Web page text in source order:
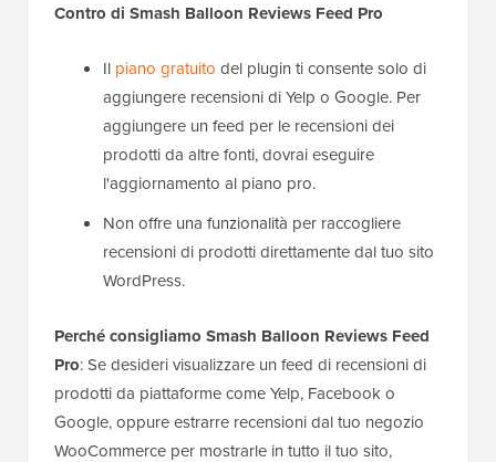
Contro di Smash Balloon Reviews Feed Pro
Il piano gratuito del plugin ti consente solo di
aggiungere recensioni di Yelp o Google. Per
aggiungere un feed per le recensioni dei
prodotti da altre fonti, dovrai eseguire
l'aggiornamento al piano pro.
Non offre una funzionalità per raccogliere
recensioni di prodotti direttamente dal tuo sito
WordPress.
Perché consigliamo Smash Balloon Reviews Feed
Pro: Se desideri visualizzare un feed di recensioni di
prodotti da piattaforme come Yelp, Facebook o
Google, oppure estrarre recensioni dal tuo negozio
WooCommerce per mostrarle in tutto il tuo sito,